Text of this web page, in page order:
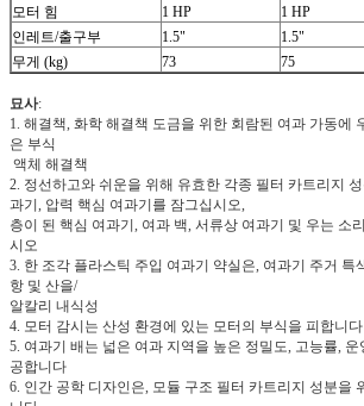
모터 힘
1 HP
1 HP
인레트/출구부
1.5"
1.5"
무게 (kg)
73 75
묘사:
1. 해결책, 화학 해결책 도금을 위한 회람된 여과 가동에
은 부식
액체 해결책
2. 정선하고와 쉬운을 위해 유효한 각종 필터 카트리지
과기, 압력 핵심 여과기를 잠그십시오,
층이 된 핵심 여과기, 여과 백, 서류상 여과기 및 우는 소
시오
3. 한 조각 플라스틱 주입 여과기 약실은, 여과기 주거 특
항 및 산을/
알칼리 내식성
4. 모터 감시는 산성 환경에 있는 모터의 부식을 피합니다
5. 여과기 배는 넓은 여과 지역을 높은 정밀도, 고능률,
공합니다
6. 인간 공학 디자인은, 모듈 구조 필터 카트리지 성분을